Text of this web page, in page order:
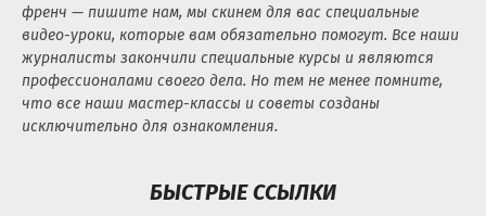
френч — пишите нам, мы скинем для вас специальные
видео-уроки, которые вам обязательно помогут. Все наши
журналисты закончили специальные курсы и являются
профессионалами своего дела. Но тем не менее помните,
что все наши мастер-классы и советы созданы
исключительно для ознакомления.
БЫСТРЫЕ ССЫЛКИ